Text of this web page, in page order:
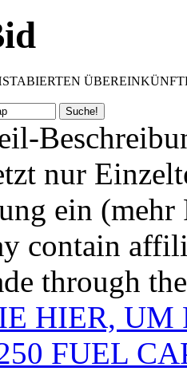
nur
ein (mehr
contain
through
HIER, UM
FUEL